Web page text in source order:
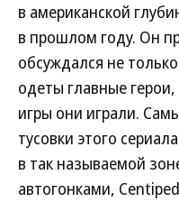
в американской
в прошлом году. Он
обсуждался не
одеты главные
игры они играли.
тусовки этого
в так называемой
автогонками,